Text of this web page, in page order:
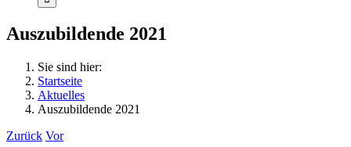
Auszubildende 2021
Sie sind hier:
Startseite
Aktuelles
Auszubildende 2021
Zurück Vor